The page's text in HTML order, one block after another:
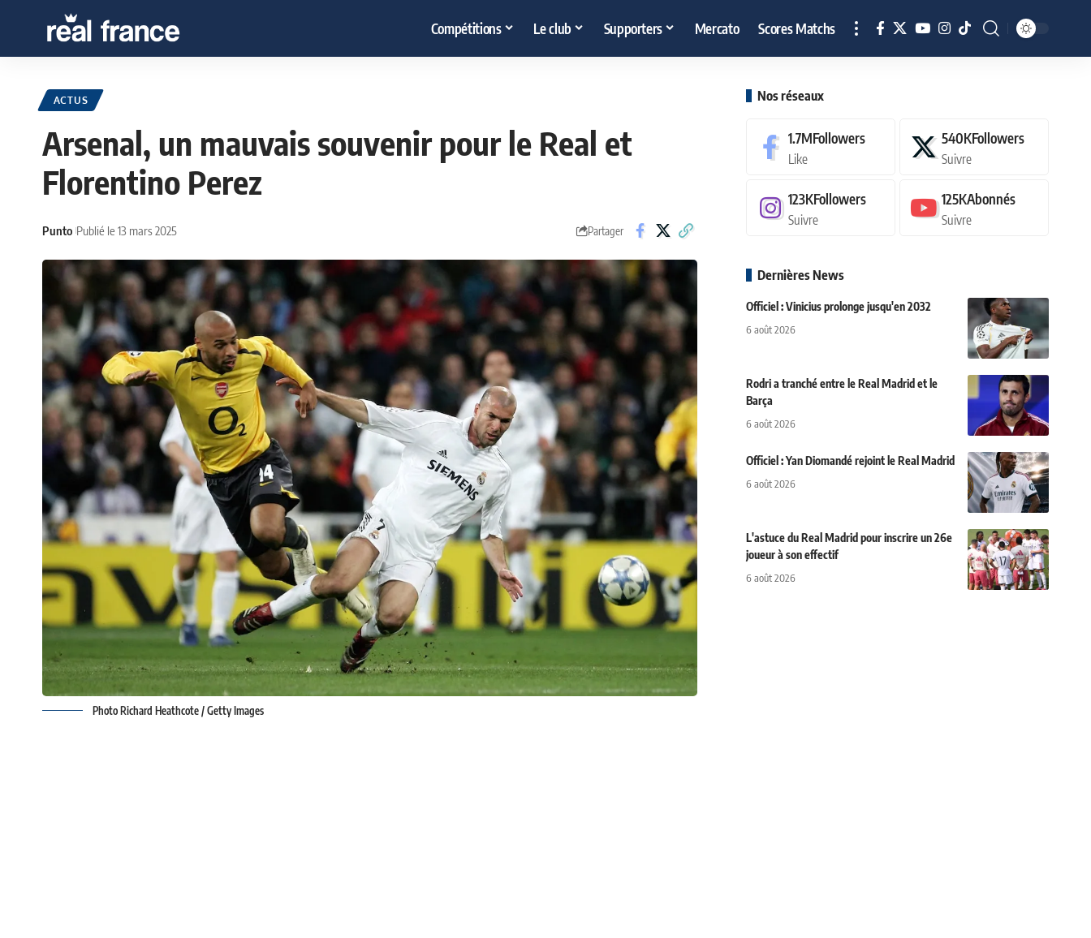
Compétitions Le club Supporters Mercato Scores Matchs
ACTUS
Arsenal, un mauvais souvenir pour le Real et
Florentino Perez
Punto Publié le 13 mars 2025 Partager
Photo Richard Heathcote / Getty Images
Nos réseaux
1.7MFollowers
Like
540KFollowers
Suivre
123KFollowers
Suivre
125KAbonnés
Suivre
Dernières News
Officiel : Vinicius prolonge jusqu'en 2032
6 août 2026
Rodri a tranché entre le Real Madrid et le
Barça
6 août 2026
Officiel : Yan Diomandé rejoint le Real Madrid
6 août 2026
L'astuce du Real Madrid pour inscrire un 26e
joueur à son effectif
6 août 2026